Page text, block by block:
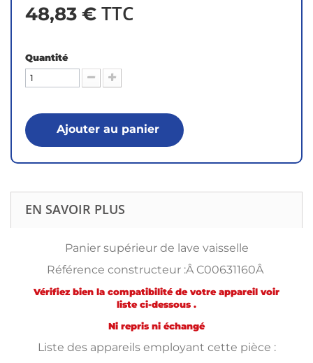
48,83 € TTC
Quantité
Ajouter au panier
EN SAVOIR PLUS
Panier supérieur de lave vaisselle
Référence constructeur :Â C00631160Â
Vérifiez bien la compatibilité de votre appareil voir
liste ci-dessous .
Ni repris ni échangé
Liste des appareils employant cette pièce :